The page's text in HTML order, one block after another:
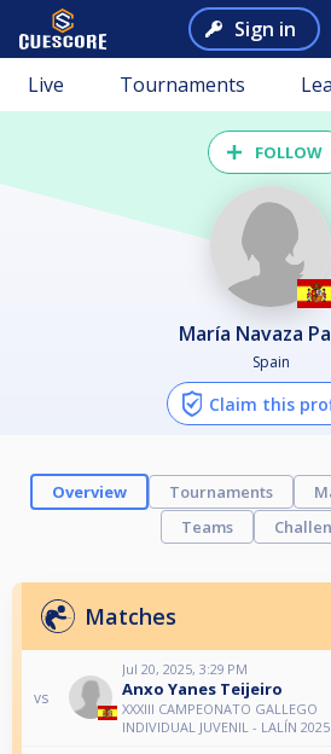
Sign in
Live Tournaments
FOLLOW
María Navaza
Spain
Claim this
Overview Tournaments
Teams
Matches
vs
Jul 20, 2025, 3:29 PM
Anxo Yanes Teijeiro
XXXIII CAMPEONATO GALLEGO
INDIVIDUAL JUVENIL - LALÍN 2025